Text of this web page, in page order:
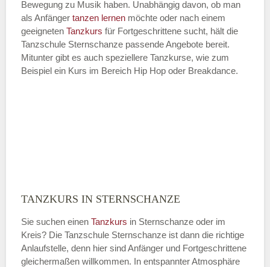
Bewegung zu Musik haben. Unabhängig davon, ob man
als Anfänger tanzen lernen möchte oder nach einem
geeigneten Tanzkurs für Fortgeschrittene sucht, hält die
Tanzschule Sternschanze passende Angebote bereit.
Mitunter gibt es auch speziellere Tanzkurse, wie zum
Beispiel ein Kurs im Bereich Hip Hop oder Breakdance.
TANZKURS IN STERNSCHANZE
Sie suchen einen Tanzkurs in Sternschanze oder im
Kreis? Die Tanzschule Sternschanze ist dann die richtige
Anlaufstelle, denn hier sind Anfänger und Fortgeschrittene
gleichermaßen willkommen. In entspannter Atmosphäre